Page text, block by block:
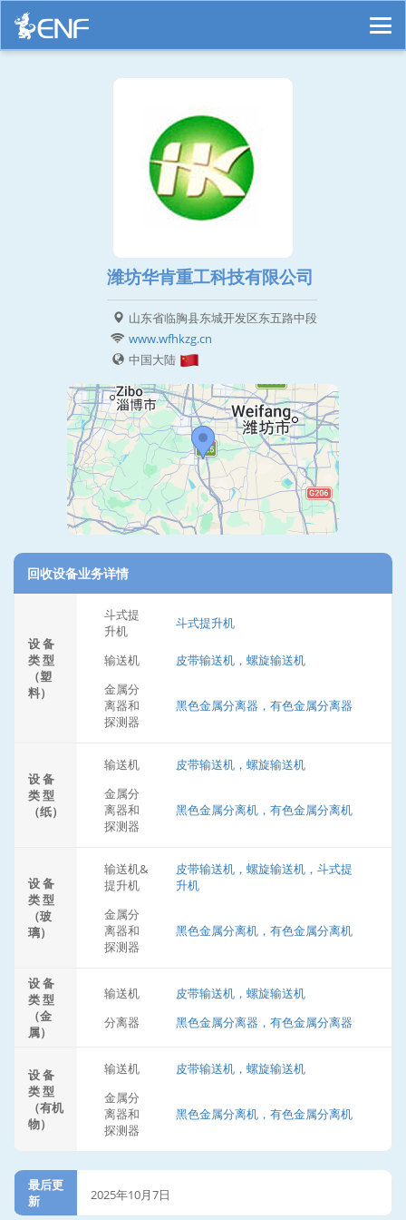
潍坊华肯重工科技有限公司
山东省临胸县东城开发区东五路中段
www.wfhkzg.cn
中国大陆
回收设备业务详情
设 备
类 型
（塑
料）
斗式提
升机
斗式提升机
输送机
皮带输送机，螺旋输送机
金属分
离器和
探测器
黑色金属分离器，有色金属分离器
设 备
类 型
（纸）
输送机
皮带输送机，螺旋输送机
金属分
离器和
探测器
黑色金属分离机，有色金属分离机
设 备
类 型
（玻
璃）
输送机&
提升机
皮带输送机，螺旋输送机，斗式提
升机
金属分
离器和
探测器
黑色金属分离机，有色金属分离机
设 备
类 型
（金
属）
输送机
皮带输送机，螺旋输送机
分离器
黑色金属分离器，有色金属分离器
设 备
类 型
（有机
物）
输送机
皮带输送机，螺旋输送机
金属分
离器和
探测器
黑色金属分离机，有色金属分离机
最后更
新
2025年10月7日